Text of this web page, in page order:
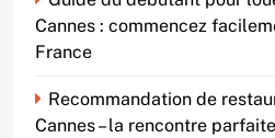
Cannes : commencez
France
Recommandation de
Cannes – la rencontre